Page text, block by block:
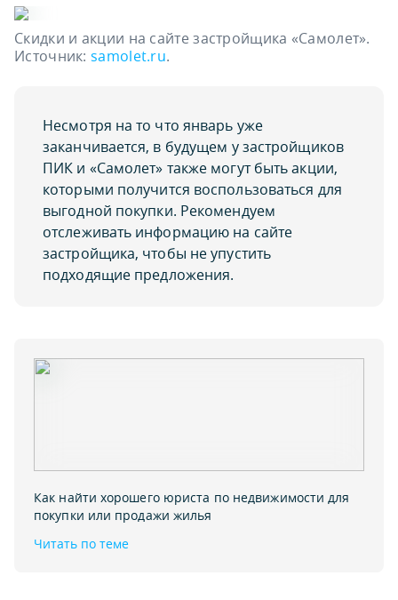
Скидки и акции на сайте застройщика «Самолет».
Источник:samolet.ru.
Несмотря на то что январь уже
заканчивается, в будущем у застройщиков
ПИК и «Самолет» также могут быть акции,
которыми получится воспользоваться для
выгодной покупки. Рекомендуем
отслеживать информацию на сайте
застройщика, чтобы не упустить
подходящие предложения.
Как найти хорошего юриста по недвижимости для
покупки или продажи жилья
Читать по теме